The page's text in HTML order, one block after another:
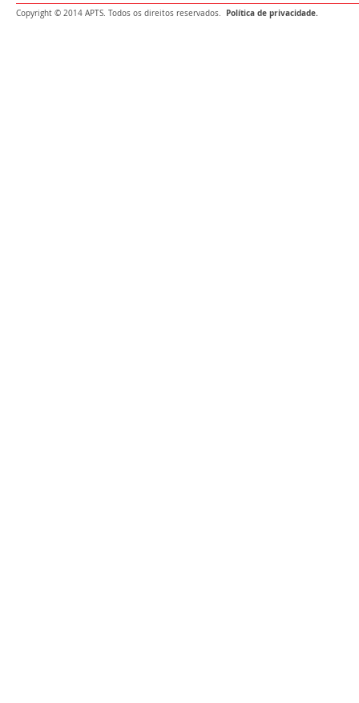
Copyright © 2014 APTS. Todos os direitos reservados. Política de privacidade.